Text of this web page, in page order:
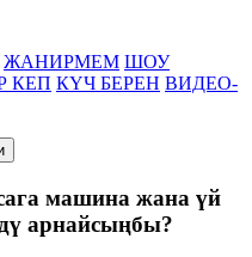
ЖАНИРМЕМ ШОУ
КЕП КҮЧ БЕРЕН ВИДЕО-
машина жана үй
арнайсыңбы?